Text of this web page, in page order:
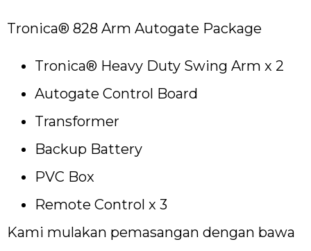
Tronica® 828 Arm Autogate Package
Tronica® Heavy Duty Swing Arm x 2
Autogate Control Board
Transformer
Backup Battery
PVC Box
Remote Control x 3
Kami mulakan pemasangan dengan bawa